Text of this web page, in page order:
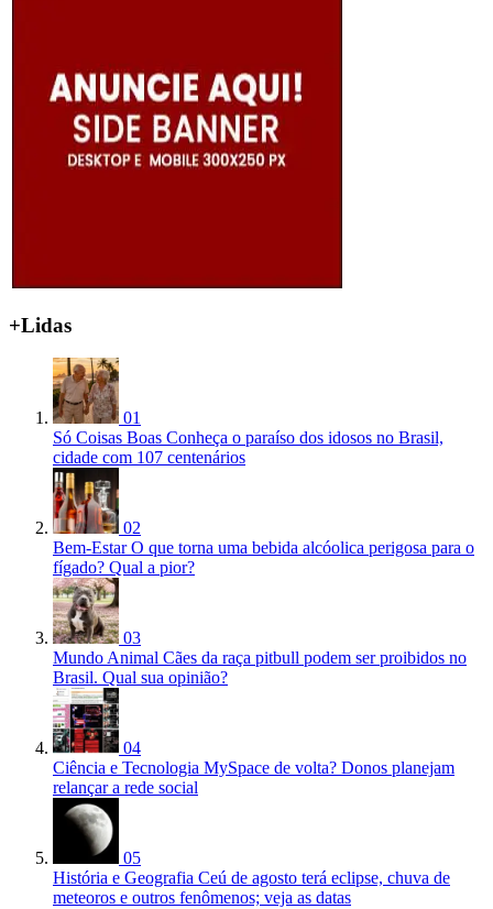
+Lidas
01
Só Coisas Boas Conheça o paraíso dos idosos no Brasil,
cidade com 107 centenários
02
Bem-Estar O que torna uma bebida alcóolica perigosa para o
fígado? Qual a pior?
03
Mundo Animal Cães da raça pitbull podem ser proibidos no
Brasil. Qual sua opinião?
04
Ciência e Tecnologia MySpace de volta? Donos planejam
relançar a rede social
05
História e Geografia Ceú de agosto terá eclipse, chuva de
meteoros e outros fenômenos; veja as datas